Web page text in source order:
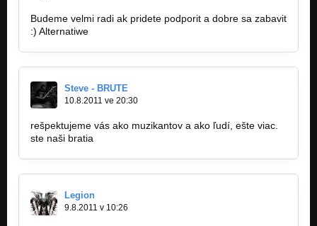
Budeme velmi radi ak pridete podporit a dobre sa zabavit
:) Alternatiwe
Steve - BRUTE
10.8.2011 ve 20:30
rešpektujeme vás ako muzikantov a ako ľudí, ešte viac.
ste naši bratia
Legion
9.8.2011 v 10:26